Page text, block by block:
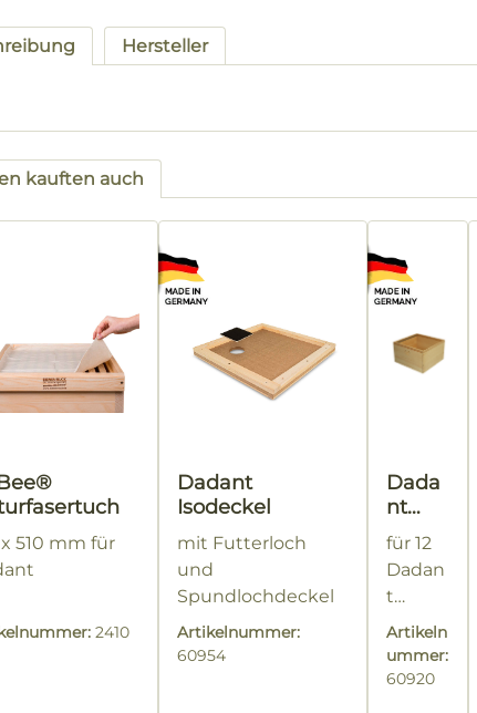
Hersteller
kauften auch
überspringen
x 510 mm für
2410
Dadant
Isodeckel
mit Futterloch
und
Spundlochdeckel
Artikelnummer:
60954
Dada
nt
Brutra
umza
rge
nach
Beer
für 12
Dadan
t
Rähm
chen
Artikeln
ummer:
60920